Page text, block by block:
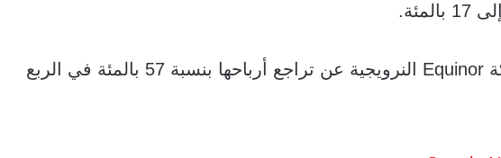
وفي سياق مماثل، أعلنت شركة Equinor النرويجية عن تراجع أرباحها بنسبة 57 بالمئة في الربع